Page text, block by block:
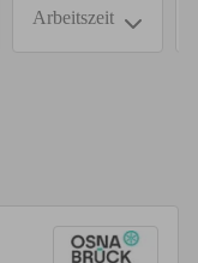
Arbeitszeit